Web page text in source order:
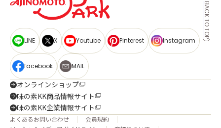
BACK TO TOP
LINE X Youtube Pinterest Instagram
facebook MAIL
オンラインショップ
味の素KK商品情報サイト
味の素KK企業情報サイト
よくあるお問い合わせ
会員規約